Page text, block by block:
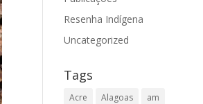
Resenha Indígena
Uncategorized
Tags
Acre Alagoas
am